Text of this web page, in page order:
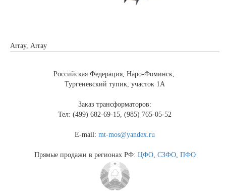
Array, Array
Российская Федерация, Наро-Фоминск,
Тургеневский тупик, участок 1А
Заказ трансформаторов:
Тел: (499) 682-69-15, (985) 765-05-52
E-mail:mt-mos@yandex.ru
Прямые продажи в регионах РФ: ЦФО, СЗФО, ПФО